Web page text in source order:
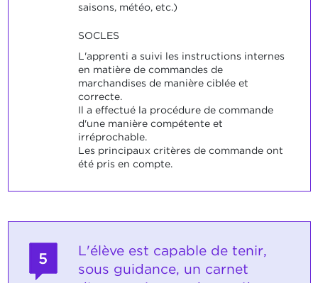
saisons, météo, etc.)
SOCLES
L'apprenti a suivi les instructions internes
en matière de commandes de
marchandises de manière ciblée et
correcte.
Il a effectué la procédure de commande
d'une manière compétente et
irréprochable.
Les principaux critères de commande ont
été pris en compte.
5
L'élève est capable de tenir,
sous guidance, un carnet